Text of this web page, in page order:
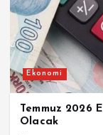
Ekonomi
Temmuz 2026
Olacak